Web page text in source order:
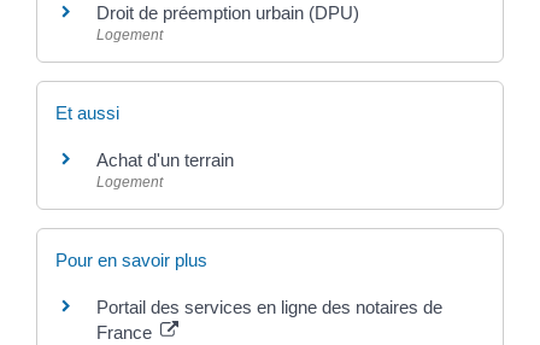
Droit de préemption urbain (DPU)
Logement
Et aussi
Achat d'un terrain
Logement
Pour en savoir plus
Portail des services en ligne des notaires de
France